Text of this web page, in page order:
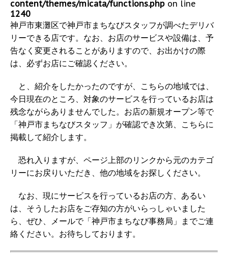
content/themes/micata/functions.php on line
1240
神戸市東灘区で神戸市まちなびスタッフが調べたデリバ
リーできる店です。なお、お店のサービスや設備は、予
告なく変更されることがありますので、お出かけの際
は、必ずお店にご確認ください。
と、紹介をしたかったのですが、こちらの地域では、
今日現在のところ、対象のサービスを行っているお店は
残念ながらありませんでした。お店の新規オープン等で
「神戸市まちなびスタッフ」が確認でき次第、こちらに
掲載して紹介します。
恐れ入りますが、ページ上部のリンクから元のカテゴ
リーにお戻りいただき、他の地域をお探しください。
なお、現にサービスを行っているお店の方、あるい
は、そうしたお店をご存知の方がいらっしゃいました
ら、ぜひ、メールで「神戸市まちなび事務局」までご連
絡ください。お待ちしております。